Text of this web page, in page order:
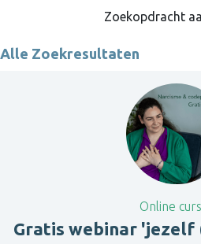
Zoekopdracht
Alle Zoekresultaten
Online
Gratis webinar 'jezelf